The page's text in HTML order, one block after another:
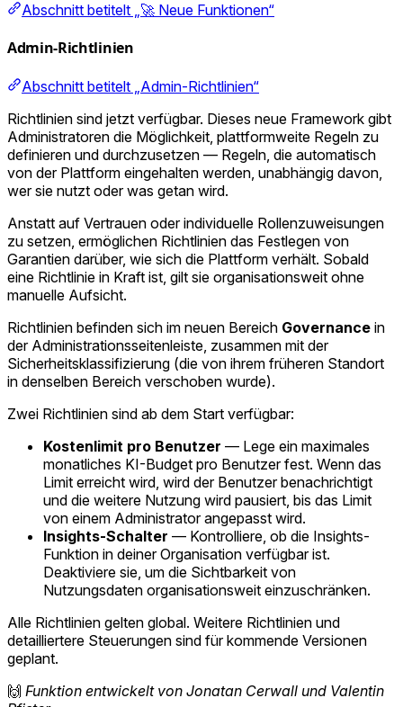
Abschnitt betitelt „🚀 Neue Funktionen“
Admin-Richtlinien
Abschnitt betitelt „Admin-Richtlinien“
Richtlinien sind jetzt verfügbar. Dieses neue Framework gibt
Administratoren die Möglichkeit, plattformweite Regeln zu
definieren und durchzusetzen — Regeln, die automatisch
von der Plattform eingehalten werden, unabhängig davon,
wer sie nutzt oder was getan wird.
Anstatt auf Vertrauen oder individuelle Rollenzuweisungen
zu setzen, ermöglichen Richtlinien das Festlegen von
Garantien darüber, wie sich die Plattform verhält. Sobald
eine Richtlinie in Kraft ist, gilt sie organisationsweit ohne
manuelle Aufsicht.
Richtlinien befinden sich im neuen Bereich Governance in
der Administrationsseitenleiste, zusammen mit der
Sicherheitsklassifizierung (die von ihrem früheren Standort
in denselben Bereich verschoben wurde).
Zwei Richtlinien sind ab dem Start verfügbar:
Kostenlimit pro Benutzer — Lege ein maximales
monatliches KI-Budget pro Benutzer fest. Wenn das
Limit erreicht wird, wird der Benutzer benachrichtigt
und die weitere Nutzung wird pausiert, bis das Limit
von einem Administrator angepasst wird.
Insights-Schalter — Kontrolliere, ob die Insights-
Funktion in deiner Organisation verfügbar ist.
Deaktiviere sie, um die Sichtbarkeit von
Nutzungsdaten organisationsweit einzuschränken.
Alle Richtlinien gelten global. Weitere Richtlinien und
detailliertere Steuerungen sind für kommende Versionen
geplant.
🙌 Funktion entwickelt von Jonatan Cerwall und Valentin